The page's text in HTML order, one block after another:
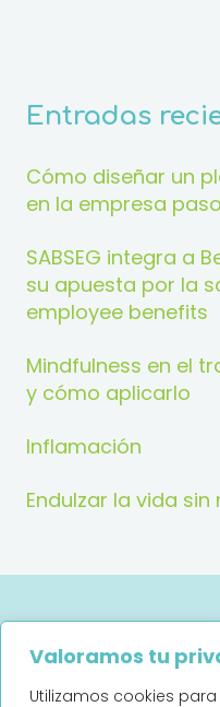
Valoramos tu
Utilizamos cookies
Entradas
Cómo diseñar un
en la empresa
SABSEG integra a
su apuesta por la
employee benefits
Mindfulness en el
y cómo aplicarlo
Inflamación
Endulzar la vida